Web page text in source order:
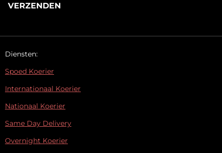
VERZENDEN
Diensten:
Spoed Koerier
Internationaal Koerier
Nationaal Koerier
Same Day Delivery
Overnight Koerier